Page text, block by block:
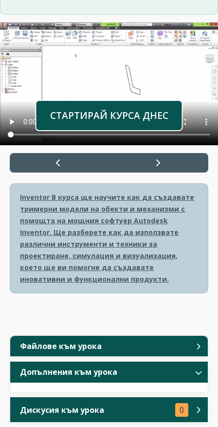
Файлове към урока
Допълнения към урока
Дискусия към урока 0
СТАРТИРАЙ КУРСА ДНЕС
Inventor В курса ще научите как да създавате
тримерни модели на обекти и механизми с
помощта на мощния софтуер Autodesk
Inventor. Ще разберете как да използвате
различни инструменти и техники за
проектиране, симулация и визуализация,
което ще ви помогне да създавате
иновативни и функционални продукти.